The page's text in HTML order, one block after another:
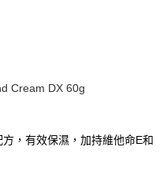
免運費
天送達
Cream DX 60g
，有效保濕，加持維他命E和